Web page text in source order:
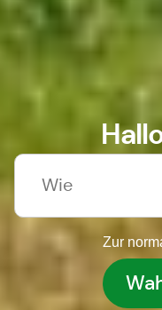
Zur